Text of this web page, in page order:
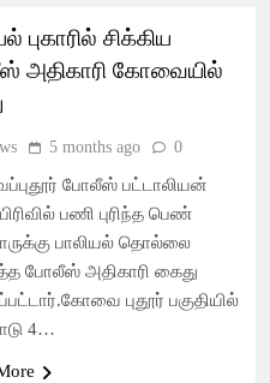
புகாரில் சிக்கிய
அதிகாரி கோவையில்
5 months ago 0
போலீஸ் பட்டாலியன்
பணி புரிந்த பெண்
பாலியல் தொல்லை
போலீஸ் அதிகாரி கைது
புதூர் பகுதியில்
4…